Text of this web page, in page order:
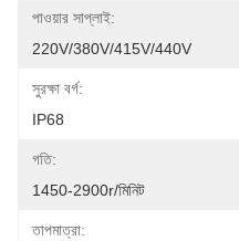
পাওয়ার সাপ্লাই:
220V/380V/415V/440V
সুরক্ষা বর্গ:
IP68
গতি:
1450-2900r/মিনিট
তাপমাত্রা: